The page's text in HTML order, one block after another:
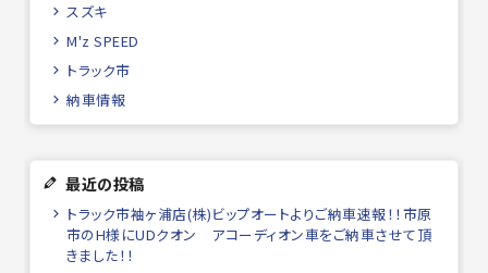
スズキ
M'z SPEED
トラック市
納車情報
最近の投稿
トラック市袖ヶ浦店(株)ビップオートよりご納車速報！！市原
市のH様にUDクオン アコーディオン車をご納車させて頂
きました！！